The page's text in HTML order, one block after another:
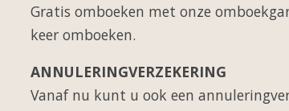
Gratis omboeken met onze
keer omboeken.
ANNULERINGVERZEKERING
Vanaf nu kunt u ook een